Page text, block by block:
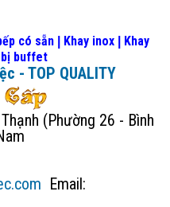
có sẵn Khay inox
Khay
buffet
- TOP QUALITY
(Phường 26 - Bình
Email: